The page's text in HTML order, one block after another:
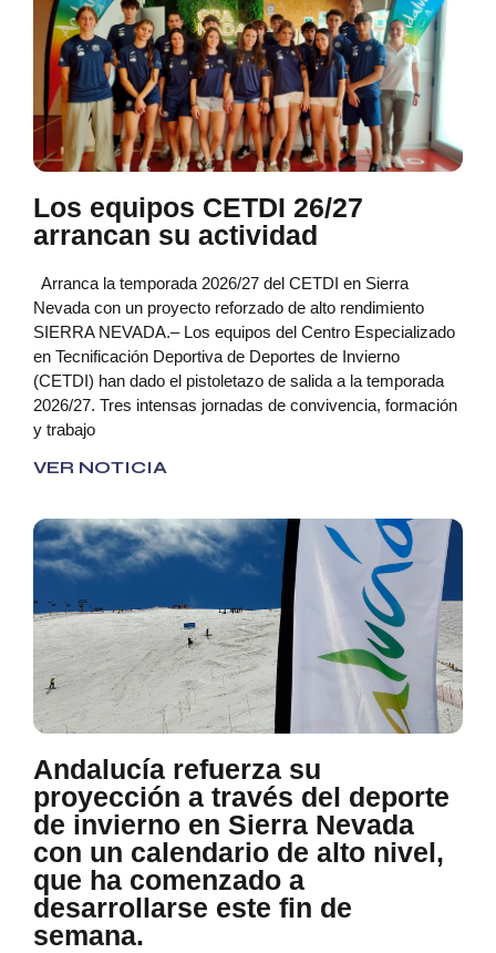
Los equipos CETDI 26/27
arrancan su actividad
Arranca la temporada 2026/27 del CETDI en Sierra
Nevada con un proyecto reforzado de alto rendimiento
SIERRA NEVADA.– Los equipos del Centro Especializado
en Tecnificación Deportiva de Deportes de Invierno
(CETDI) han dado el pistoletazo de salida a la temporada
2026/27. Tres intensas jornadas de convivencia, formación
y trabajo
VER NOTICIA
Andalucía refuerza su
proyección a través del deporte
de invierno en Sierra Nevada
con un calendario de alto nivel,
que ha comenzado a
desarrollarse este fin de
semana.